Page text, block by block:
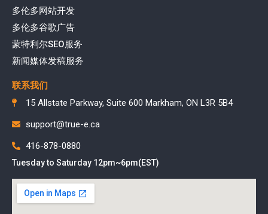
多伦多网站开发
多伦多谷歌广告
蒙特利尔SEO服务
新闻媒体发稿服务
联系我们
15 Allstate Parkway, Suite 600 Markham, ON L3R 5B4
support@true-e.ca
416-878-0880
Tuesday to Saturday 12pm~6pm(EST)